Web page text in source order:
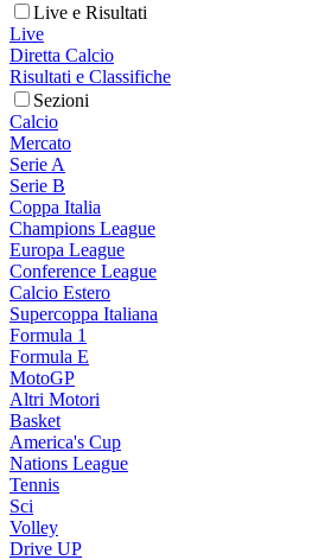
Live e Risultati
Live
Diretta Calcio
Risultati e Classifiche
Sezioni
Calcio
Mercato
Serie A
Serie B
Coppa Italia
Champions League
Europa League
Conference League
Calcio Estero
Supercoppa Italiana
Formula 1
Formula E
MotoGP
Altri Motori
Basket
America's Cup
Nations League
Tennis
Sci
Volley
Drive UP